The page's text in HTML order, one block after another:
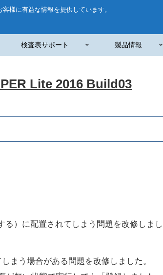
様に有益な情報を提供しています。
検査表サポート 製品情報
Lite 2016 Build03
）に配置されてしまう問題を改修しまし
まう場合がある問題を改修しました。